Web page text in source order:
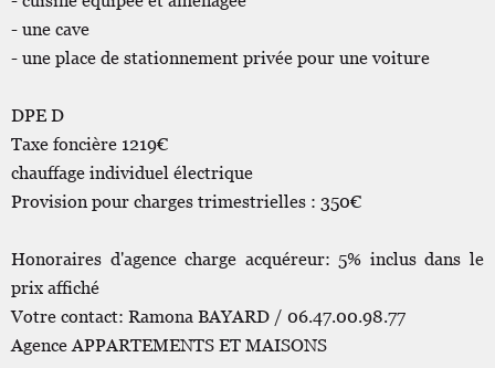
- une cave
- une place de stationnement privée pour une voiture
DPE D
Taxe foncière 1219€
chauffage individuel électrique
Provision pour charges trimestrielles : 350€
Honoraires d'agence charge acquéreur: 5% inclus dans le
prix affiché
Votre contact: Ramona BAYARD / 06.47.00.98.77
Agence APPARTEMENTS ET MAISONS